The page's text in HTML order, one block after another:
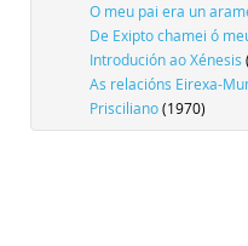
O meu pai era un
De Exipto chamei ó
Introdución ao Xénesis
As relacións Eirexa-
Prisciliano(1970)